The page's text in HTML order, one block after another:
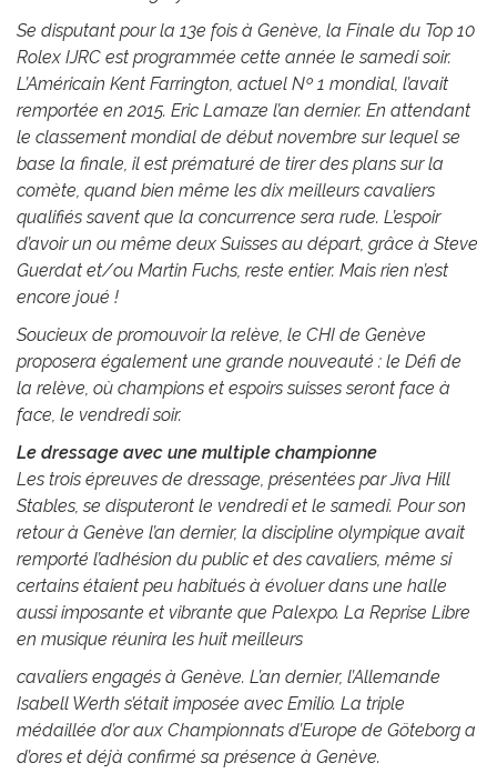
Se disputant pour la 13e fois à Genève, la Finale du Top 10
Rolex IJRC est programmée cette année le samedi soir.
L’Américain Kent Farrington, actuel Nº 1 mondial, l’avait
remportée en 2015. Eric Lamaze l’an dernier. En attendant
le classement mondial de début novembre sur lequel se
base la finale, il est prématuré de tirer des plans sur la
comète, quand bien même les dix meilleurs cavaliers
qualifiés savent que la concurrence sera rude. L’espoir
d’avoir un ou même deux Suisses au départ, grâce à Steve
Guerdat et/ou Martin Fuchs, reste entier. Mais rien n’est
encore joué !
Soucieux de promouvoir la relève, le CHI de Genève
proposera également une grande nouveauté : le Défi de
la relève, où champions et espoirs suisses seront face à
face, le vendredi soir.
Le dressage avec une multiple championne
Les trois épreuves de dressage, présentées par Jiva Hill
Stables, se disputeront le vendredi et le samedi. Pour son
retour à Genève l’an dernier, la discipline olympique avait
remporté l’adhésion du public et des cavaliers, même si
certains étaient peu habitués à évoluer dans une halle
aussi imposante et vibrante que Palexpo. La Reprise Libre
en musique réunira les huit meilleurs
cavaliers engagés à Genève. L’an dernier, l’Allemande
Isabell Werth s’était imposée avec Emilio. La triple
médaillée d’or aux Championnats d’Europe de Göteborg a
d’ores et déjà confirmé sa présence à Genève.